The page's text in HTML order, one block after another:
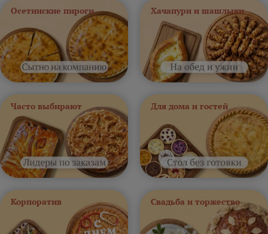
Осетинские пироги Хачапури и шашлыки
Часто выбирают Для дома и гостей
Корпоратив Свадьба и торжество